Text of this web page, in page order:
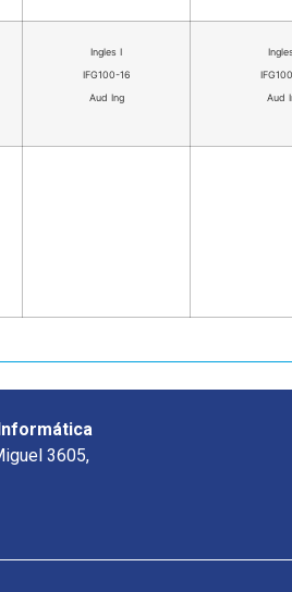
Ingles I
IFG100-16
Aud Ing
Aud
3605,